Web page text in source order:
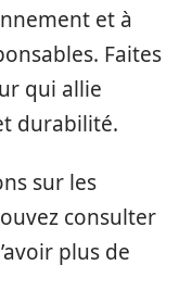
et à
Faites
qui allie
durabilité.
sur les
consulter
plus de